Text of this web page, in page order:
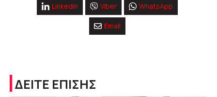
Linkedin Viber WhatsApp
Email
ΔΕΙΤΕ ΕΠΙΣΗΣ